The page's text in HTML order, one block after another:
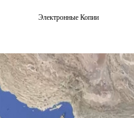
Электронные Копии